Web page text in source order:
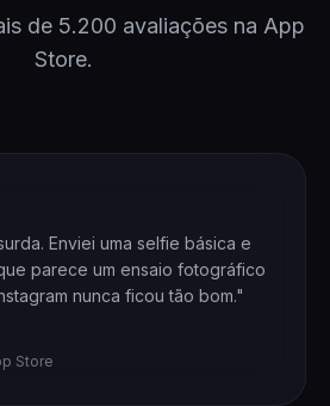
de 5.200 avaliações na App
Store.
Enviei uma selfie básica e
parece um ensaio fotográfico
nunca ficou tão bom."
Store